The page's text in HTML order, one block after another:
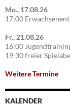
Mo., 17.08.26
17:00
Fr., 21.08.26
16:00
19:30 freier
Weitere Termine
KALENDER